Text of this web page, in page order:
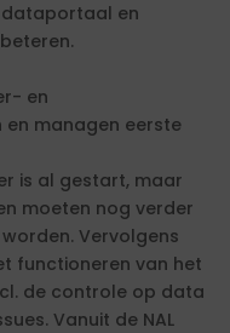
en
en
managen eerste
is al gestart, maar
moeten nog verder
Vervolgens
functioneren van het
de controle op data
Vanuit de NAL